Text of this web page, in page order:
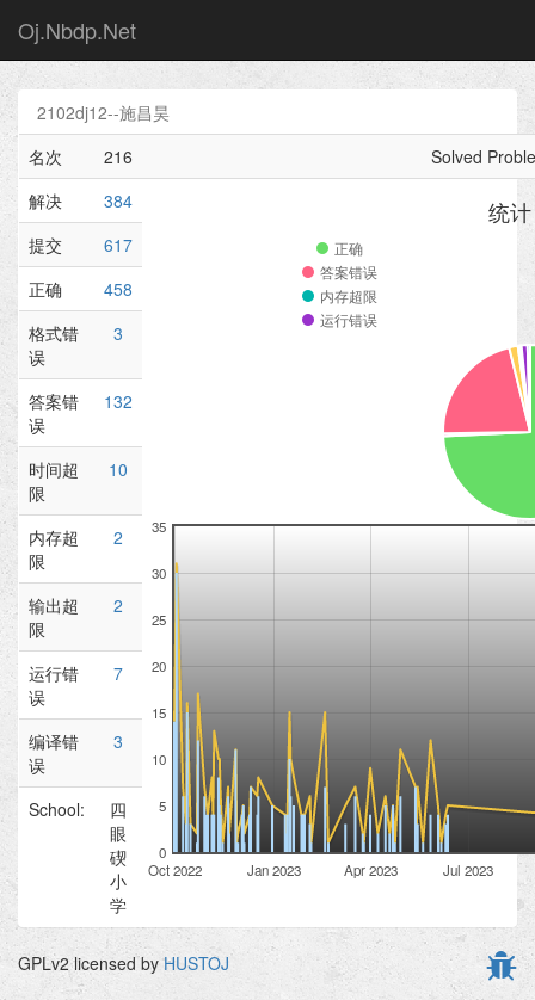
Oj.Nbdp.Net
2102dj12--施昌昊
名次
216
Solved
解决
384 统计
正确
答案错误
内存超限
运行错误
Oct 2022 Jan 2023 Apr 2023 Jul 2023
0
5
10
15
20
25
30
35
提交
617
正确
458
格式错
误
3
答案错
误
132
时间超
限
10
内存超
限
2
输出超
限
2
运行错
误
7
编译错
误
3
School:
四
眼
碶
小
学
GPLv2 licensed byHUSTOJ